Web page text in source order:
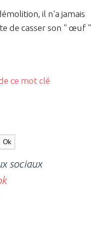
il n'a jamais
de casser son " œuf "
ce mot clé
sociaux